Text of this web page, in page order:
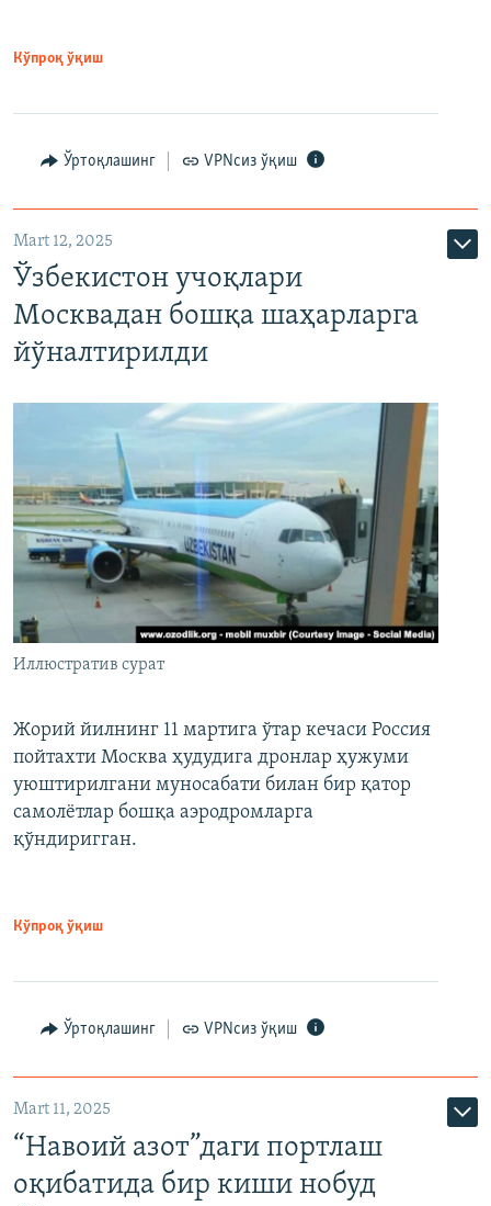
Кўпроқ ўқиш
Ўртоқлашинг VPNсиз ўқиш
Mart 12, 2025
Ўзбекистон учоқлари
Москвадан бошқа шаҳарларга
йўналтирилди
Иллюстратив сурат
Жорий йилнинг 11 мартига ўтар кечаси Россия
пойтахти Москва ҳудудига дронлар ҳужуми
уюштирилгани муносабати билан бир қатор
самолётлар бошқа аэродромларга
қўндиригган.
Кўпроқ ўқиш
Ўртоқлашинг VPNсиз ўқиш
Mart 11, 2025
“Навоий азот”даги портлаш
оқибатида бир киши нобуд